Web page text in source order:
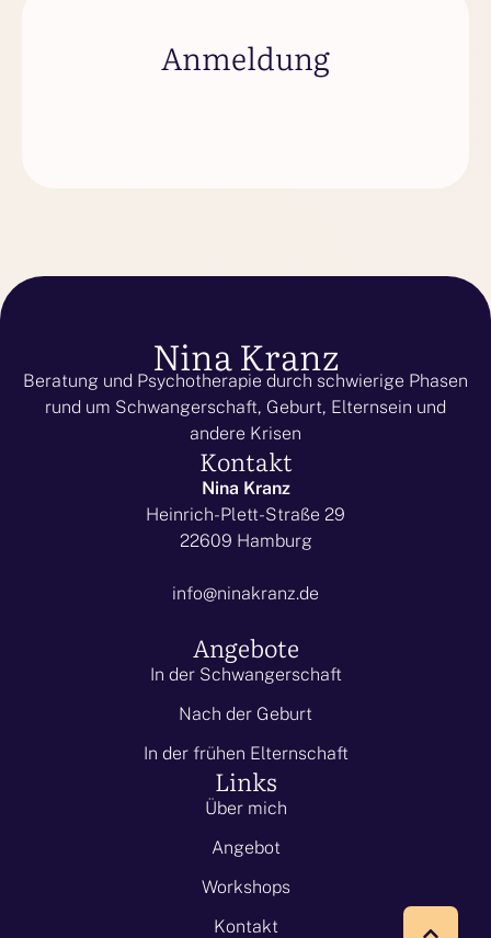
Anmeldung
Nina Kranz
Beratung und Psychotherapie durch schwierige Phasen
rund um Schwangerschaft, Geburt, Elternsein und
andere Krisen
Kontakt
Nina Kranz
Heinrich-Plett-Straße 29
22609 Hamburg
info@ninakranz.de
Angebote
In der Schwangerschaft
Nach der Geburt
In der frühen Elternschaft
Links
Über mich
Angebot
Workshops
Kontakt